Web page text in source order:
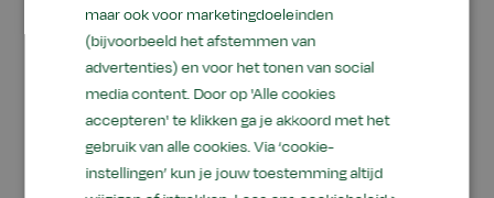
“In het eerste jaar is het vooral snuffelen. Je leert
meerdere bedrijven kennen en ontdekt wat jij
leuk vindt. Je kunt de opleiding eigenlijk zelf
vormen door verdieping te zoeken in de richting
die jij interessant vindt. Je zit in een klas met
studenten van Agrohandel & Logistiek, maar
maar ook voor marketingdoeleinden
(bijvoorbeeld het afstemmen van
advertenties) en voor het tonen van social
media content. Door op 'Alle cookies
accepteren' te klikken ga je akkoord met het
gebruik van alle cookies. Via ‘cookie-
instellingen’ kun je jouw toestemming altijd